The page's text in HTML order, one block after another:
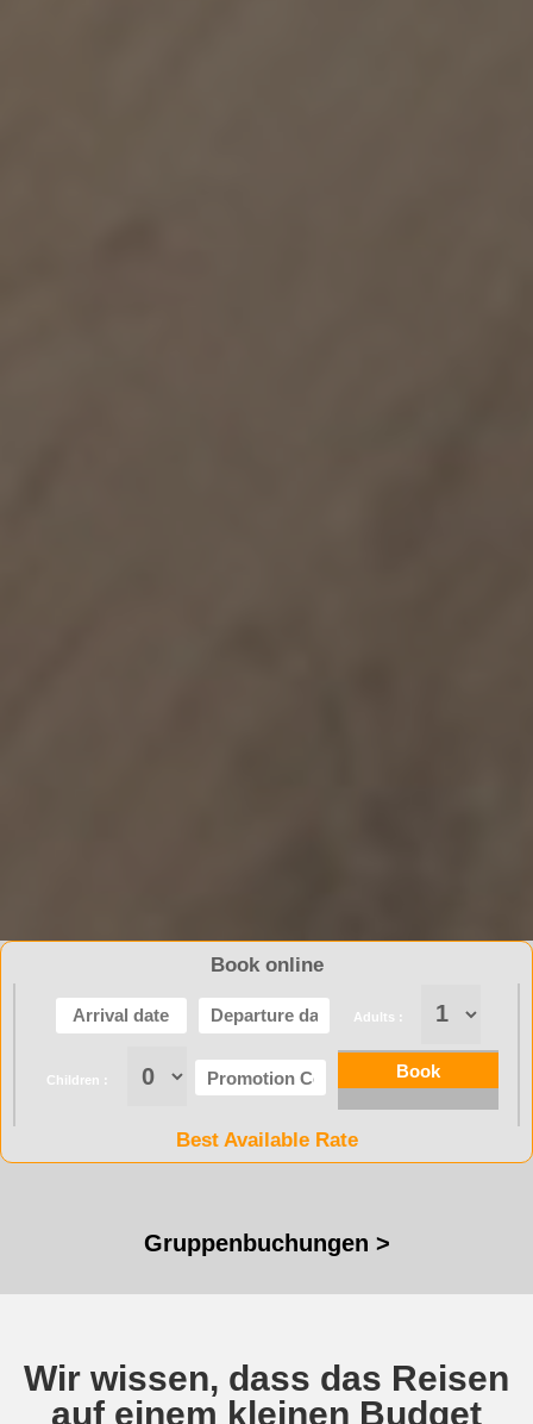
Book online
Adults :
Children :
Best Available Rate
Gruppenbuchungen >
Wir wissen, dass das Reisen
auf einem kleinen Budget